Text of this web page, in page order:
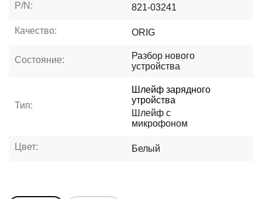
P/N: 821-03241
Качество: ORIG
Состояние:
Разбор нового
устройства
Тип:
Шлейф зарядного
утройства
Шлейф с
микрофоном
Цвет: Белый